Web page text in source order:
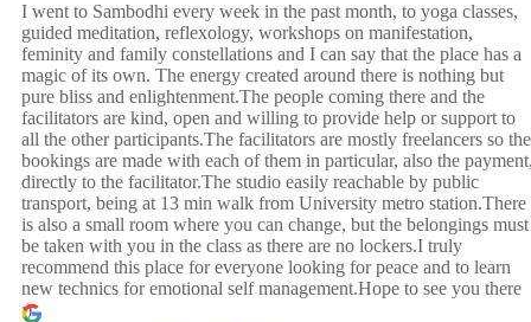
I went to Sambodhi every week in the past month, to yoga classes,
guided meditation, reflexology, workshops on manifestation,
feminity and family constellations and I can say that the place has a
magic of its own. The energy created around there is nothing but
pure bliss and enlightenment.The people coming there and the
facilitators are kind, open and willing to provide help or support to
all the other participants.The facilitators are mostly freelancers so the
bookings are made with each of them in particular, also the
directly to the facilitator.The studio easily reachable by public
transport, being at 13 min walk from University metro station.There
is also a small room where you can change, but the belongings must
be taken with you in the class as there are no lockers.I truly
recommend this place for everyone looking for peace and to learn
new technics for emotional self management.Hope to see you there
:)